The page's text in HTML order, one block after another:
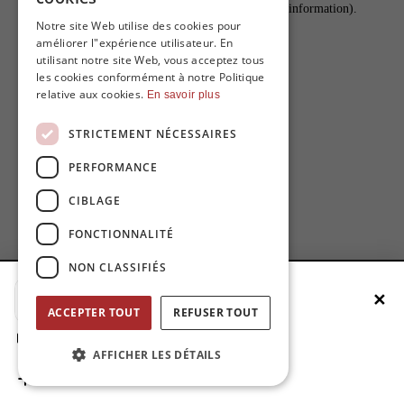
(see the browser console for more information).
add-to-home-title ✕
add-to-home-step1
add-to-home-step2
ENGLISH
Notre site Web utilise des cookies pour
améliorer l"expérience utilisateur. En
utilisant notre site Web, vous acceptez tous
les cookies conformément à notre Politique
relative aux cookies. En savoir plus
STRICTEMENT NÉCESSAIRES
PERFORMANCE
CIBLAGE
FONCTIONNALITÉ
NON CLASSIFIÉS
ACCEPTER TOUT REFUSER TOUT
AFFICHER LES DÉTAILS